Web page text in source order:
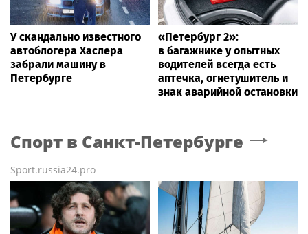
У скандально известного
автоблогера Хаслера
забрали машину в
Петербурге
«Петербург 2»:
в багажнике у опытных
водителей всегда есть
аптечка, огнетушитель и
знак аварийной остановки
Спорт в Санкт-Петербурге
Sport.russia24.pro